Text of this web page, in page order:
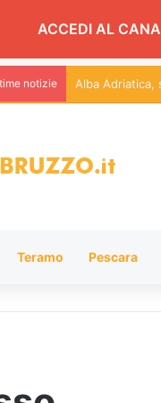
ACCEDI AL
notizie Alba Adriatica,
Teramo Pescara